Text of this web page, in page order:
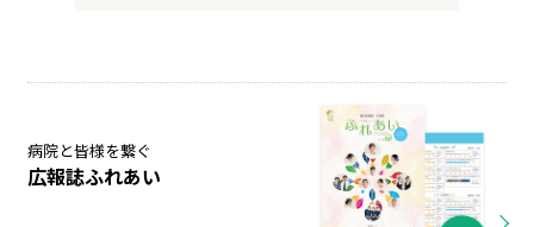
病院と皆様を繋ぐ
広報誌ふれあい